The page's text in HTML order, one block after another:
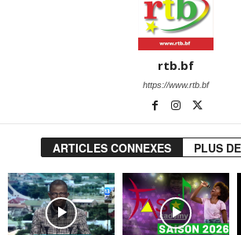
rtb.bf
https://www.rtb.bf
ARTICLES CONNEXES PLUS